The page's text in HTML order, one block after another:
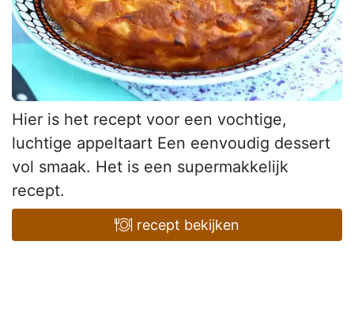
Hier is het recept voor een vochtige,
luchtige appeltaart Een eenvoudig dessert
vol smaak. Het is een supermakkelijk
recept.
recept bekijken